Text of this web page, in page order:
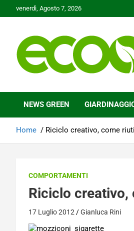
to
venerdì, Agosto 7, 2026
Ecoo.it
NEWS GREEN
Home Riciclo creativo, come
COMPORTAMENTI
Riciclo
17 Luglio 2012 Gianluca Rini